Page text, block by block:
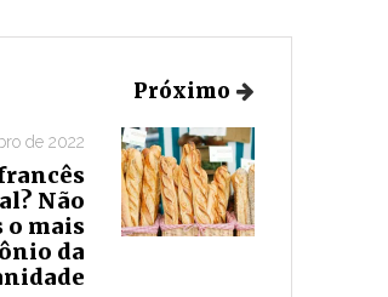
Próximo
de 2022
Não
o mais
da